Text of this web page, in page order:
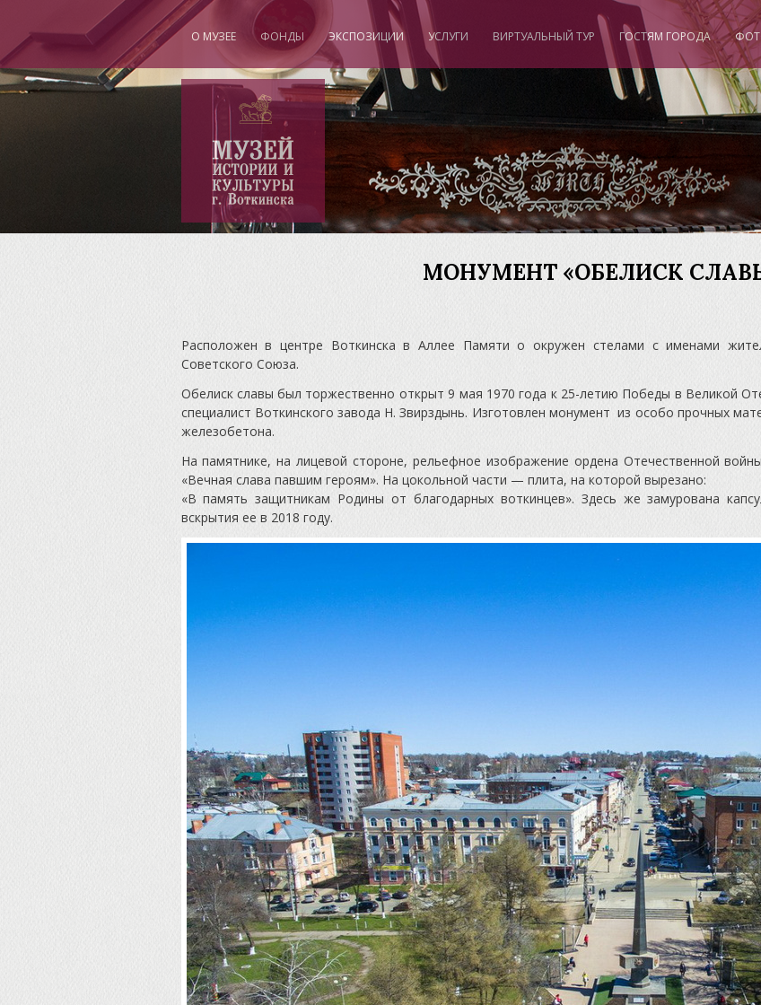
"
О МУЗЕЕ ФОНДЫ ЭКСПОЗИЦИИ УСЛУГИ ВИРТУАЛЬНЫЙ ТУР ГОСТЯМ ГОРОДА
МОНУМЕНТ «ОБЕЛИСК
Расположен в центре Воткинска в Аллее Памяти о окружен стелами с именами
Советского Союза.
Обелиск славы был торжественно открыт 9 мая 1970 года к 25-летию Победы в Великой
специалист Воткинского завода Н. Звирздынь. Изготовлен монумент из особо прочных
железобетона.
На памятнике, на лицевой стороне, рельефное изображение ордена Отечественной
«Вечная слава павшим героям». На цокольной части — плита, на которой вырезано:
«В память защитникам Родины от благодарных воткинцев». Здесь же замурована
вскрытия ее в 2018 году.